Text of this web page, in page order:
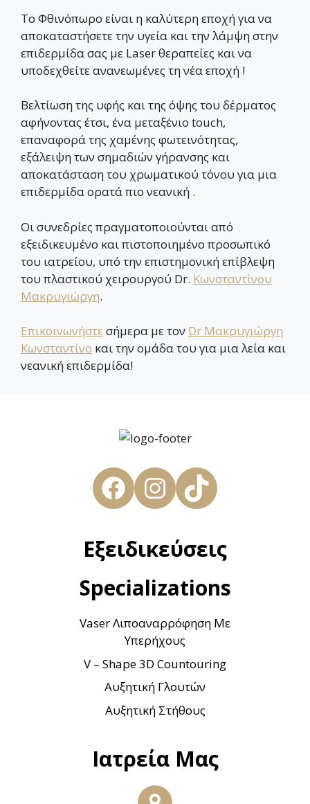
Το Φθινόπωρο είναι η καλύτερη εποχή για να
αποκαταστήσετε την υγεία και την λάμψη στην
επιδερμίδα σας με Laser θεραπείες και να
υποδεχθείτε ανανεωμένες τη νέα εποχή !
Βελτίωση της υφής και της όψης του δέρματος
αφήνοντας έτσι, ένα μεταξένιο touch,
επαναφορά της χαμένης φωτεινότητας,
εξάλειψη των σημαδιών γήρανσης και
αποκατάσταση του χρωματικού τόνου για μια
επιδερμίδα ορατά πιο νεανική .
Οι συνεδρίες πραγματοποιούνται από
εξειδικευμένο και πιστοποιημένο προσωπικό
του ιατρείου, υπό την επιστημονική επίβλεψη
του πλαστικού χειρουργού Dr. Κωνσταντίνου
Μακρυγιώργη.
Επικοινωνήστε σήμερα με τον Dr Μακρυγιώργη
Κωνσταντίνο και την ομάδα του για μια λεία και
νεανική επιδερμίδα!
FacebookInstagram
TikTok
Εξειδικεύσεις
Specializations
Vaser Λιποαναρρόφηση Με
Υπερήχους
V – Shape 3D Countouring
Αυξητική Γλουτών
Αυξητική Στήθους
Ιατρεία Μας